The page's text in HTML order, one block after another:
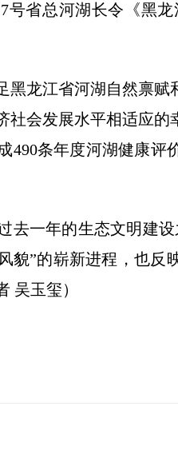
号省总河湖长令《黑
黑龙江省河湖自然禀
社会发展水平相适应
490条年度河湖健康评
去一年的生态文明建
貌”的崭新进程，也反
吴玉玺）